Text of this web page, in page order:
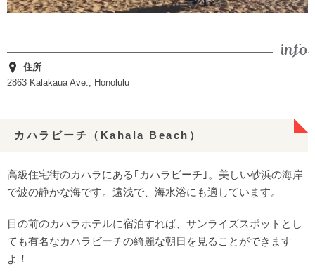
住所
2863 Kalakaua Ave., Honolulu
カハラビーチ（Kahala Beach）
高級住宅街のカハラにある｢カハラビーチ｣。美しい砂浜の海岸
で波の静かな海です。遠浅で、海水浴にも適しています。
目の前のカハラホテルに宿泊すれば、サンライズスポットとし
ても有名なカハラビーチの綺麗な朝日を見ることができます
よ！